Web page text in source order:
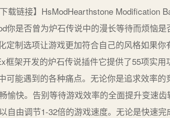
载链接】HsModHearthstone Modification
你是否曾为炉石传说中的漫长等待而烦恼是
制选项让游戏更加符合自己的风格如果你
架开发的炉石传说插件它提供了55项实用
能遇到的各种痛点。无论你是追求效率的
愉快。告别等待游戏效率的全面提升变速齿
自由调节1-32倍的游戏速度。无论是快速完